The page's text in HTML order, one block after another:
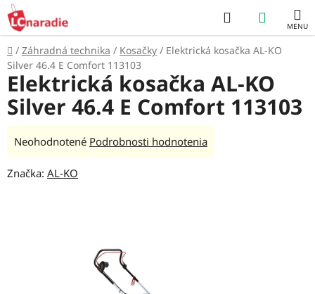
Prejsť
na
obsah
Hľadať
KOŠÍK
Domov
/ Záhradná technika / Kosačky / Elektrická kosačka AL-KO
Silver 46.4 E Comfort 113103
Elektrická kosačka AL-KO
Silver 46.4 E Comfort 113103
Priemerné
produktu
Neohodnotené Podrobnosti hodnotenia
Značka: AL-KO